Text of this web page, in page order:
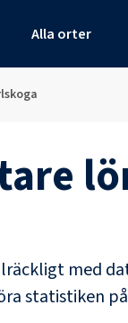
Alla orter
med
statistiken